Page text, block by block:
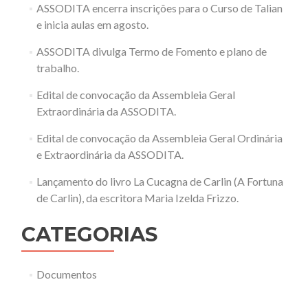
ASSODITA encerra inscrições para o Curso de Talian
e inicia aulas em agosto.
ASSODITA divulga Termo de Fomento e plano de
trabalho.
Edital de convocação da Assembleia Geral
Extraordinária da ASSODITA.
Edital de convocação da Assembleia Geral Ordinária
e Extraordinária da ASSODITA.
Lançamento do livro La Cucagna de Carlin (A Fortuna
de Carlin), da escritora Maria Izelda Frizzo.
CATEGORIAS
Documentos